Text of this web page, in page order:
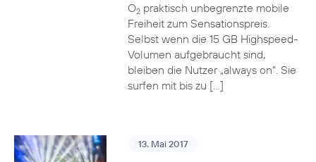
O2praktisch unbegrenzte mobile
Freiheit zum Sensationspreis.
Selbst wenn die 15 GB Highspeed-
Volumen aufgebraucht sind,
bleiben die Nutzer „always on“. Sie
surfen mit bis zu […]
13. Mai 2017